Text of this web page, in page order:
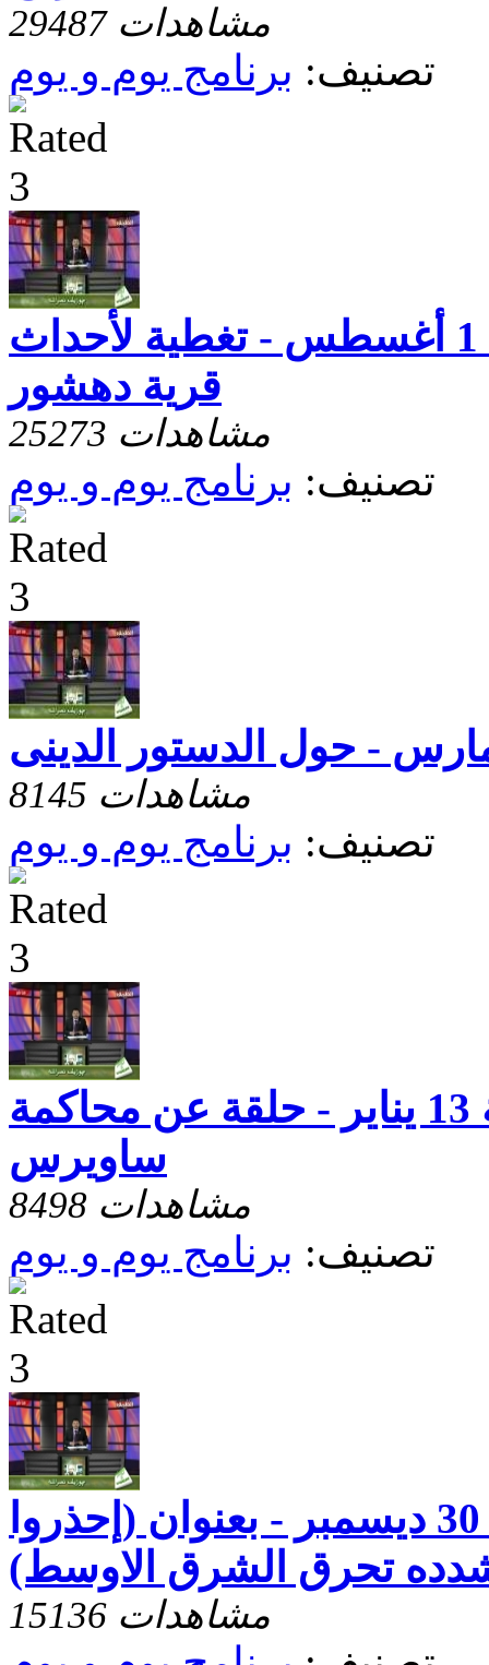
29487 مشاهدات
تصنيف: برنامج يوم و يوم
يوم و يوم - حلقة 1 أغسطس - تغطية لأحداث
قرية دهشور
25273 مشاهدات
تصنيف: برنامج يوم و يوم
8145 مشاهدات
تصنيف: برنامج يوم و يوم
يوم و يوم - حلقة 13 يناير - حلقة عن محاكمة
ساويرس
8498 مشاهدات
تصنيف: برنامج يوم و يوم
يوم و يوم - حلقة 30 ديسمبر - بعنوان (إحذروا
تحرق الشرق الاوسط)
15136 مشاهدات